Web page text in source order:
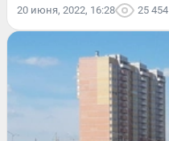
20 июня, 2022, 16:28 25 454